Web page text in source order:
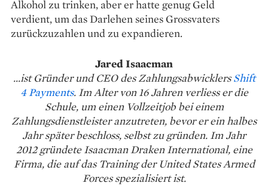
Alkohol zu trinken, aber er hatte genug Geld
verdient, um das Darlehen seines Grossvaters
zurückzuzahlen und zu expandieren.
Jared Isaacman
...ist Gründer und CEO des ZahlungsabwicklersShift
4 Payments. Im Alter von 16 Jahren verliess er die
Schule, um einen Vollzeitjob bei einem
Zahlungsdienstleister anzutreten, bevor er ein halbes
Jahr später beschloss, selbst zu gründen. Im Jahr
2012 gründete Isaacman Draken International, eine
Firma, die auf das Training der United States Armed
Forces spezialisiert ist.